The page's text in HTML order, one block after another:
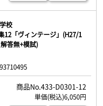
校
12「ヴィンテージ」(H27/1
答無+模試)
433-D0301-12
6,050円